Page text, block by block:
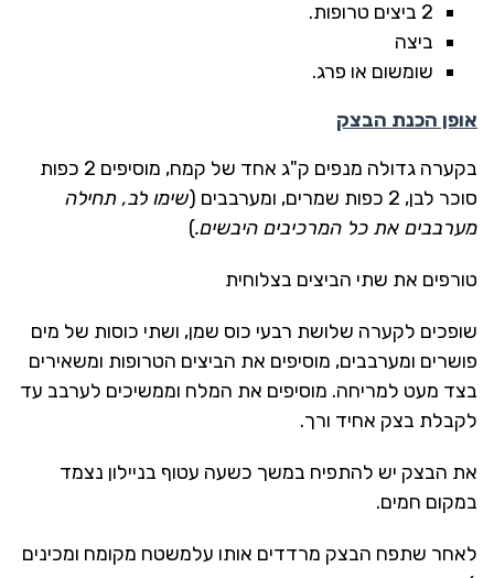
2 ביצים טרופות.
ביצה
שומשום או פרג.
אופן הכנת הבצק
בקערה גדולה מנפים ק"ג אחד של קמח, מוסיפים 2 כפות
סוכר לבן, 2 כפות שמרים, ומערבבים (
שימו לב, תחילה
מערבבים את כל המרכיבים היבשים.)
טורפים את שתי הביצים בצלוחית
שופכים לקערה שלושת רבעי כוס שמן, ושתי כוסות של מים
פושרים ומערבבים, מוסיפים את הביצים הטרופות ומשאירים
בצד מעט למריחה. מוסיפים את המלח וממשיכים לערבב עד
לקבלת בצק אחיד ורך.
את הבצק יש להתפיח במשך כשעה עטוף בניילון נצמד
במקום חמים.
לאחר שתפח הבצק מרדדים אותו עלמשטח מקומח ומכינים